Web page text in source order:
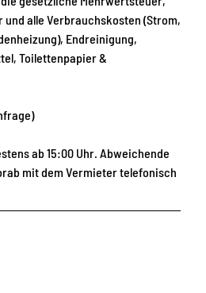
alle Verbrauchskosten (Strom,
Endreinigung,
Toilettenpapier &
ab 15:00 Uhr. Abweichende
mit dem Vermieter telefonisch